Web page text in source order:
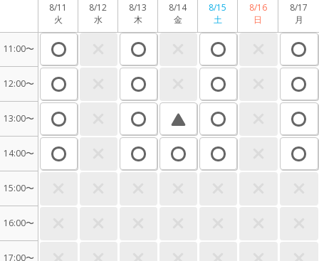
8/11
火
8/12
水
8/13
木
8/14
金
8/15
土
8/16
日
8/17
月
11:00〜
12:00〜
13:00〜
14:00〜
15:00〜
16:00〜
17:00〜